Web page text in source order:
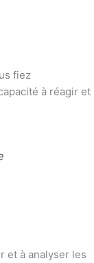
fiez
à réagir et
et à analyser les